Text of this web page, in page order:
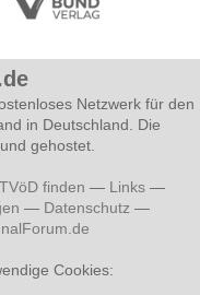
Netzwerk für den
in Deutschland. Die
gehostet.
finden — Links —
— Datenschutz —
Cookies: